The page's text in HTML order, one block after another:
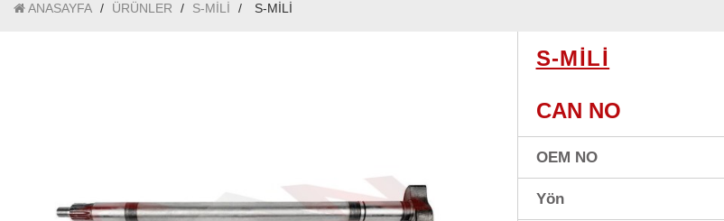
ANASAYFA / ÜRÜNLER / S-MİLİ / S-MİLİ
S-MİLİ
CAN NO
OEM NO
Yön